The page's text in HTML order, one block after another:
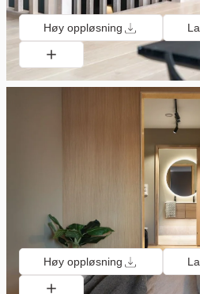
Høy oppløsning
Høy oppløsning